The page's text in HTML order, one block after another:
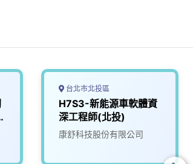
台北市北投區
H7S3-新能源車軟體資
深工程師(北投)
康舒科技股份有限公司